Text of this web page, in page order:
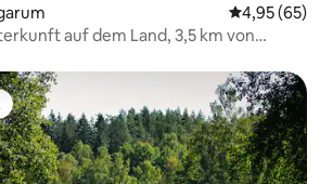
4,95 (65)
auf dem Land, 3,5 km von